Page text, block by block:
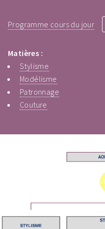
Programme cours du jour
Matières :
Stylisme
Modélisme
Patronnage
Couture